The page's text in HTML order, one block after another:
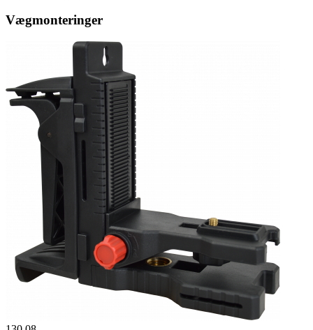
Vægmonteringer